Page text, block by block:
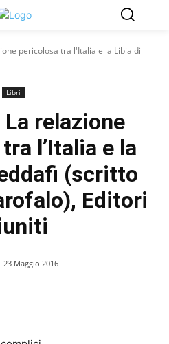
pericolosa tra l'Italia e la Libia di
Libri
relazione
l’Italia e la
(scritto
Editori
23 Maggio 2016